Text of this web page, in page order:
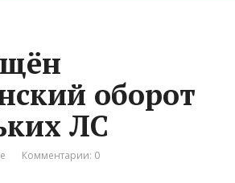
оборот
ЛС
Комментарии: 0